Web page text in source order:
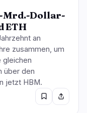
Mrd.-Dollar-
ETH
an
zusammen, um
gleichen
über den
jetzt HBM.